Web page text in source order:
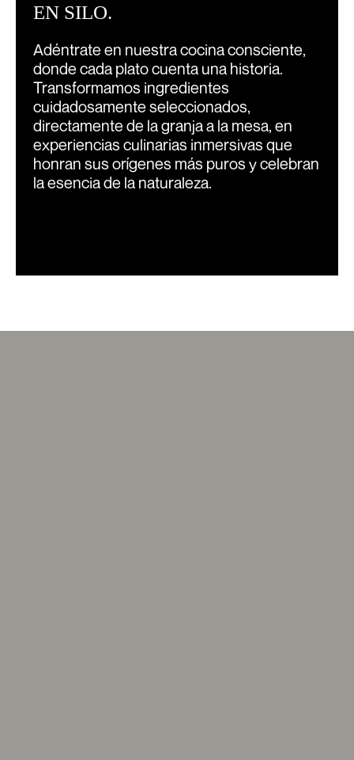
EN SILO.
Adéntrate en nuestra cocina consciente,
donde cada plato cuenta una historia.
Transformamos ingredientes
cuidadosamente seleccionados,
directamente de la granja a la mesa, en
experiencias culinarias inmersivas que
honran sus orígenes más puros y celebran
la esencia de la naturaleza.